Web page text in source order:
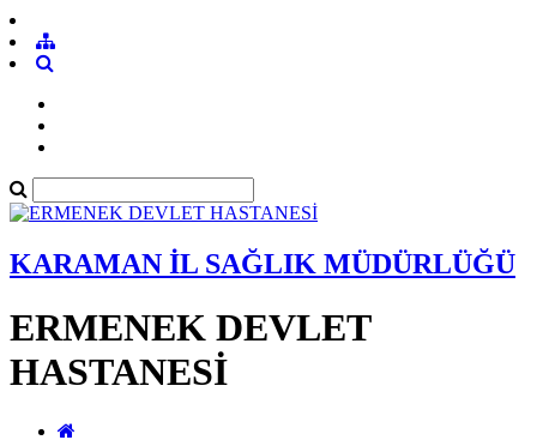
KARAMAN İL SAĞLIK MÜDÜRLÜĞÜ
ERMENEK DEVLET
HASTANESİ